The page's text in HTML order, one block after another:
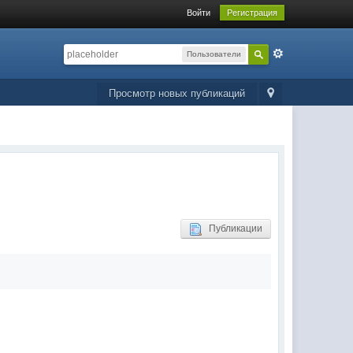
Войти Регистрация
Пользователи
Просмотр новых публикаций
Публикации